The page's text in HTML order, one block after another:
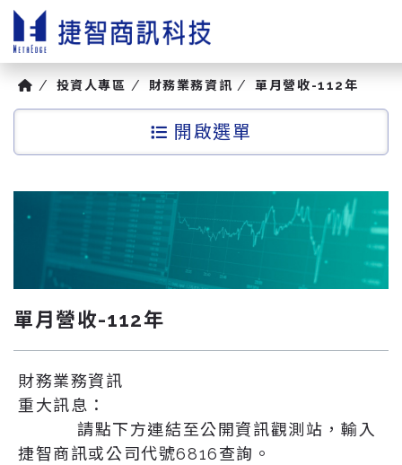
投資人專區 財務業務資訊 單月營收-112年
選單
單月營收-112年
財務業務資訊
重大訊息：
請點下方連結至公開資訊觀測站，輸入
捷智商訊或公司代號6816查詢。